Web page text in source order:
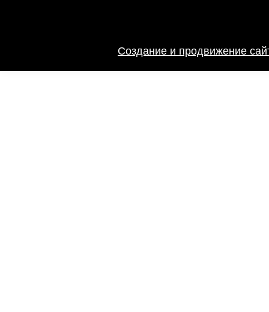
Создание и продвижение